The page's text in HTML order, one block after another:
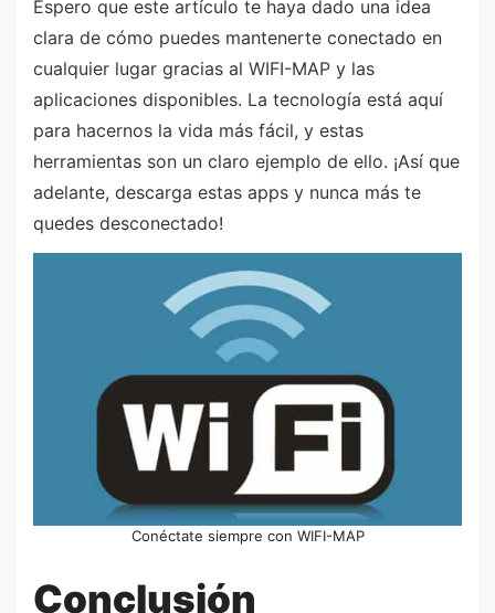
Espero que este artículo te haya dado una idea
clara de cómo puedes mantenerte conectado en
cualquier lugar gracias al WIFI-MAP y las
aplicaciones disponibles. La tecnología está aquí
para hacernos la vida más fácil, y estas
herramientas son un claro ejemplo de ello. ¡Así que
adelante, descarga estas apps y nunca más te
quedes desconectado!
Conéctate siempre con WIFI-MAP
Conclusión